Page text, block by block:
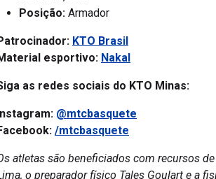
Posição: Armador
KTO Brasil
esportivo: Nakal
as redes sociais do KTO Minas:
@mtcbasquete
/mtcbasquete
atletas são beneficiados com recursos
o preparador físico Tales Goulart e a